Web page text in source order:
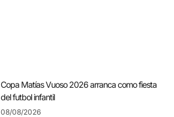
Copa Matías Vuoso 2026 arranca como fiesta
del futbol infantil
08/08/2026